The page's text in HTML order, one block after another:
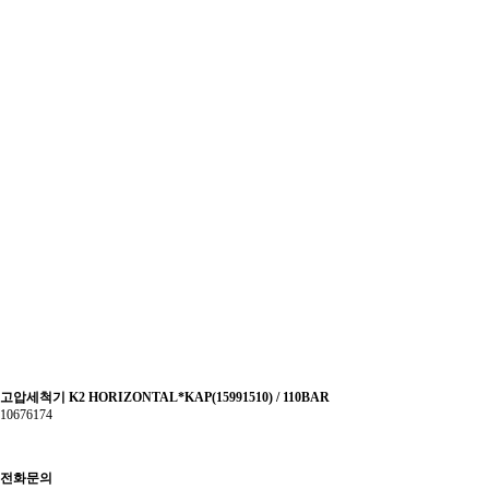
고압세척기 K2 HORIZONTAL*KAP(15991510) / 110BAR
10676174
전화문의